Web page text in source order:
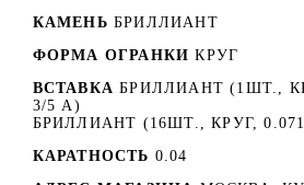
КАМЕНЬ БРИЛЛИАНТ
ФОРМА ОГРАНКИ КРУГ
ВСТАВКА БРИЛЛИАНТ (1ШТ.,
3/5 А)
БРИЛЛИАНТ (16ШТ., КРУГ,
КАРАТНОСТЬ 0.04